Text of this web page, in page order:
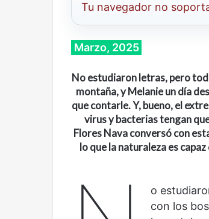
Tu navegador no
Marzo, 2025
No estudiaron letras, pero
montaña, y Melanie un día
que contarle. Y, bueno, el
virus y bacterias tengan
Flores Nava conversó con
lo que la naturaleza es
o
con los